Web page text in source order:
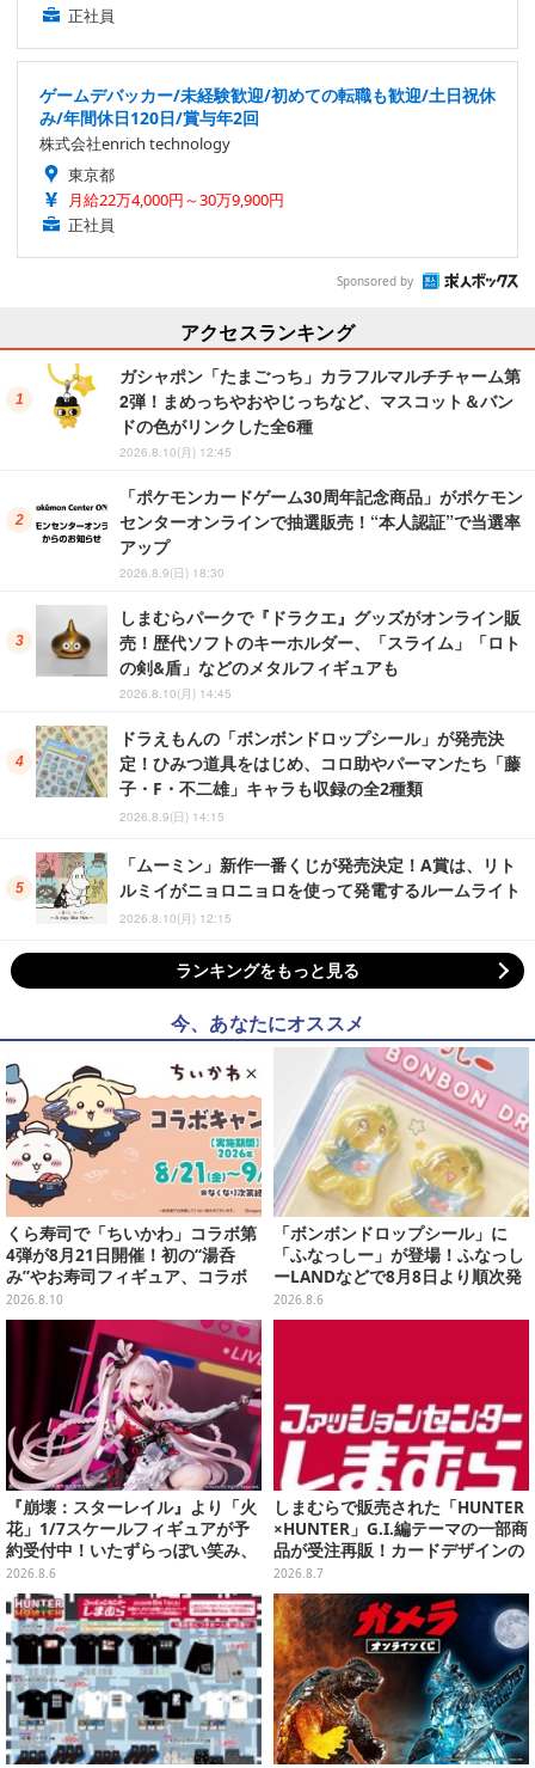
正社員
ゲームデバッカー/未経験歓迎/初めての転職も歓迎/土日祝休
み/年間休日120日/賞与年2回
株式会社enrich technology
東京都
月給22万4,000円～30万9,900円
正社員
Sponsored by
アクセスランキング
ガシャポン「たまごっち」カラフルマルチチャーム第
2弾！まめっちやおやじっちなど、マスコット＆バン
ドの色がリンクした全6種
2026.8.10(月) 12:45
「ポケモンカードゲーム30周年記念商品」がポケモン
センターオンラインで抽選販売！“本人認証”で当選率
アップ
2026.8.9(日) 18:30
しまむらパークで『ドラクエ』グッズがオンライン販
売！歴代ソフトのキーホルダー、「スライム」「ロト
の剣&盾」などのメタルフィギュアも
2026.8.10(月) 14:45
ドラえもんの「ボンボンドロップシール」が発売決
定！ひみつ道具をはじめ、コロ助やパーマンたち「藤
子・F・不二雄」キャラも収録の全2種類
2026.8.9(日) 14:15
「ムーミン」新作一番くじが発売決定！A賞は、リト
ルミイがニョロニョロを使って発電するルームライト
2026.8.10(月) 12:15
ランキングをもっと見る
今、あなたにオススメ
くら寿司で「ちいかわ」コラボ第
4弾が8月21日開催！初の“湯呑
み”やお寿司フィギュア、コラボ
メニューも
2026.8.10
「ボンボンドロップシール」に
「ふなっしー」が登場！ふなっし
ーLANDなどで8月8日より順次発
売
2026.8.6
『崩壊：スターレイル』より「火
花」1/7スケールフィギュアが予
約受付中！いたずらっぽい笑み、
シルクハット型のステージが華や
かさを演出
2026.8.6
しまむらで販売された「HUNTER
×HUNTER」G.I.編テーマの一部商
品が受注再販！カードデザインの
キーホルダーや、キルアたちのセ
リフ付ソックスなど
2026.8.7